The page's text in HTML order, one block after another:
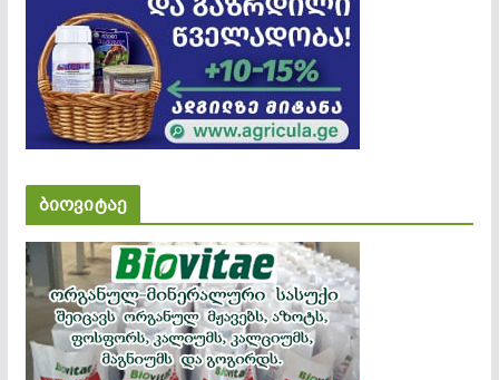
ბიოვიტაე